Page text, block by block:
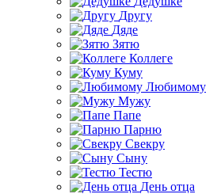
Другу
Дяде
Зятю
Коллеге
Куму
Любимому
Мужу
Папе
Парню
Свекру
Сыну
Тестю
День отца